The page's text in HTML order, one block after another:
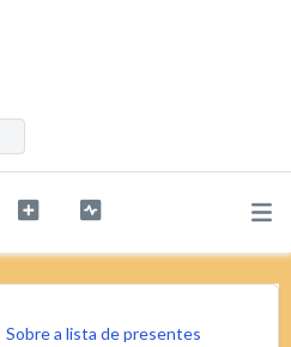
Sobre a lista de presentes